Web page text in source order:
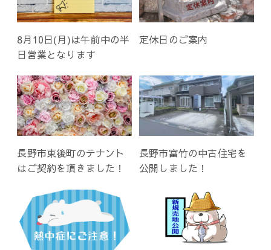
8月10日(月)は午前中の半
日営業となります
定休日のご案内
長野市東後町のテナント
はご契約を頂きました！
長野市富竹の中古住宅を
公開しました！